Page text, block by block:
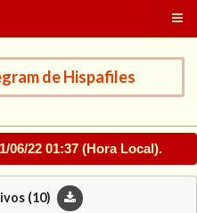
de Hispafiles
06/22 01:37 (Hora Local).
(10)